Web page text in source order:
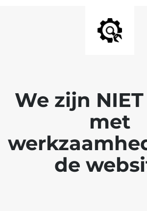
We zijn
met
de